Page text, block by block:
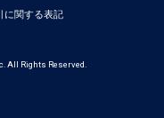
に関する表記
All Rights Reserved.